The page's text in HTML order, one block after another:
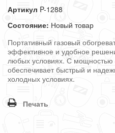
Артикул P-1288
Состояние: Новый товар
Портативный газовый
эффективное и удобное
любых условиях. С мощностью
обеспечивает быстрый и
холодных условиях.
Печать